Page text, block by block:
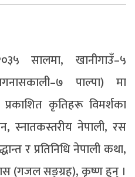
सालमा, खानीगाउँ–५
पाल्पा) मा
कृतिहरू विमर्शका
स्नातकस्तरीय नेपाली, रस
र प्रतिनिधि नेपाली कथा,
(गजल सङ्ग्रह), कृष्ण हुन् ।